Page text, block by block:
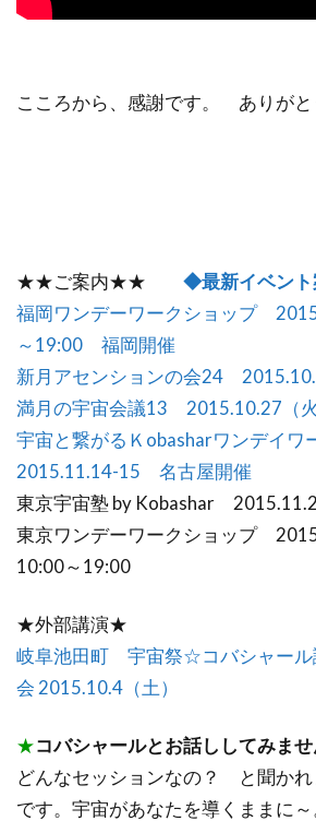
こころから、感謝です。 ありがと
★★ご案内★★ ◆最新イベン
福岡ワンデーワークショップ
～19:00 福岡開催
新月アセンションの会24
満月の宇宙会議13 2015.10.27（
宇宙と繋がるＫobasharワンデイ
2015.11.14-15 名古屋開催
東京宇宙塾 by Kobashar
東京ワンデーワークショップ
10:00～19:00
★外部講演★
岐阜池田町 宇宙祭☆コバシャール
会 2015.10.4（土）
★コバシャールとお話ししてみませ
どんなセッションなの？ と聞か
です。宇宙があなたを導くままに～